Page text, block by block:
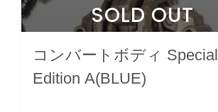
SOLD OUT
コンバートボディ Special
Edition A(BLUE)